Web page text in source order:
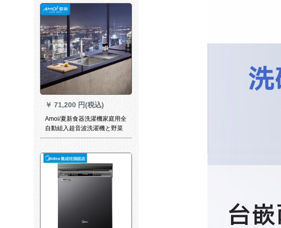
45 ES+X 1 S
￥ 71,200 円(税込)
Amoi/夏新食器洗濯機家庭用全
自動組入超音波洗濯機と野菜
の三合セツ食器洗濯機ZX-802